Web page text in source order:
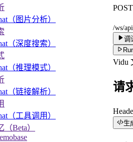
（图片分析）
（深度搜索）
（推理模式）
（链接解析）
（工具调用）
Beta）
POST
/ws/
调
Vidu
请
生